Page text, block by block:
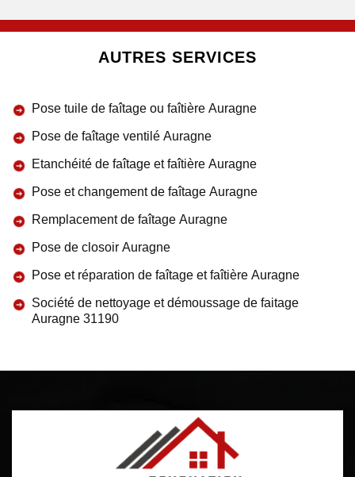
AUTRES SERVICES
Pose tuile de faîtage ou faîtière Auragne
Pose de faîtage ventilé Auragne
Etanchéité de faîtage et faîtière Auragne
Pose et changement de faîtage Auragne
Remplacement de faîtage Auragne
Pose de closoir Auragne
Pose et réparation de faîtage et faîtière Auragne
Société de nettoyage et démoussage de faitage
Auragne 31190